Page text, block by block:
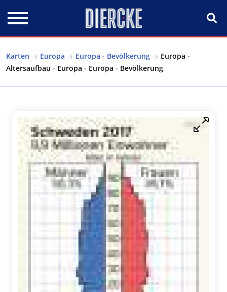
Karten Europa Europa - Bevölkerung
Europa -
Altersaufbau - Europa - Europa - Bevölkerung